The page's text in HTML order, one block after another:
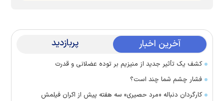
آخرین اخبار پربازدید
کشف یک تأثیر جدید از منیزیم بر توده عضلانی و قدرت
فشار چشم شما چند است؟
کارگردان دنباله «مرد حصیری» سه هفته پیش از اکران فیلمش